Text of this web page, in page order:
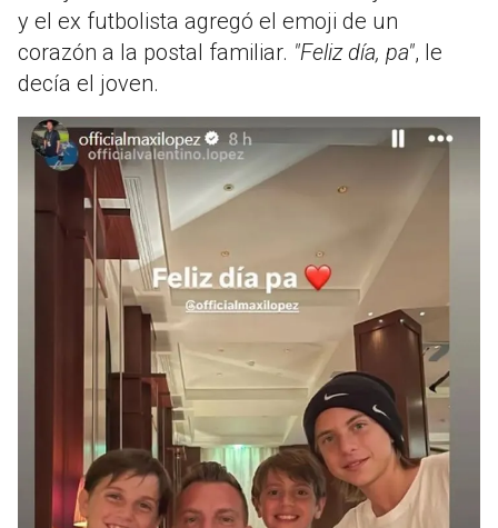
y el ex futbolista agregó el emoji de un
corazón a la postal familiar. "Feliz día, pa", le
decía el joven.